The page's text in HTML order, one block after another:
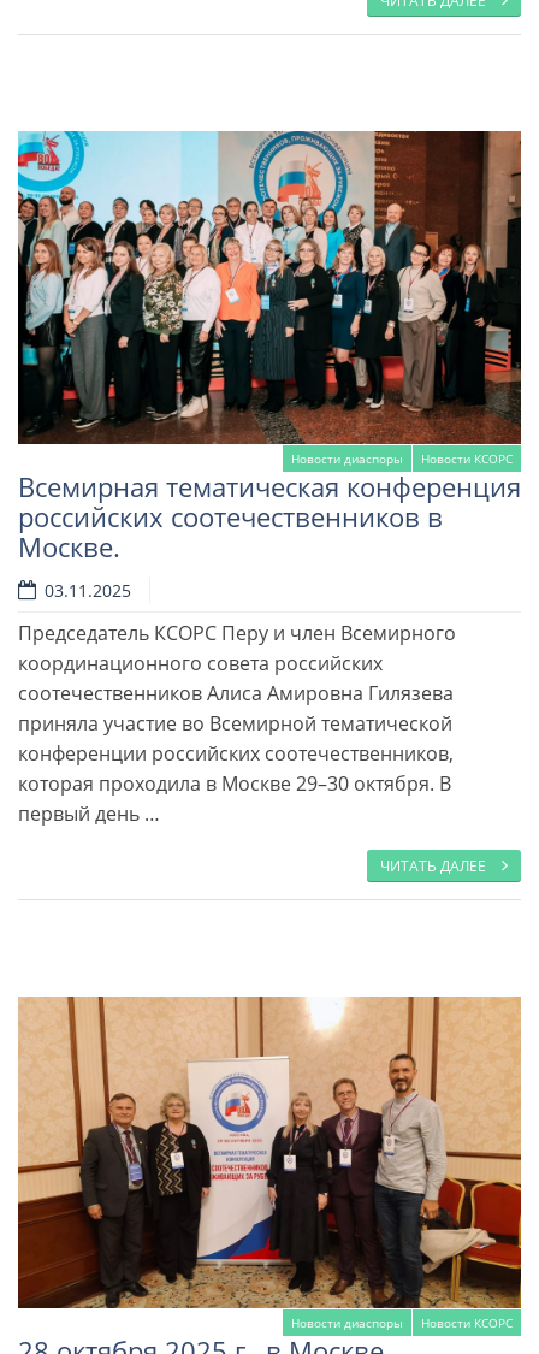
Новости диаспоры Новости КСОРС
Читать далее
Всемирная тематическая конференция
российских соотечественников в
Москве.
03.11.2025
Председатель КСОРС Перу и член Всемирного
координационного совета российских
соотечественников Алиса Амировна Гилязева
приняла участие во Всемирной тематической
конференции российских соотечественников,
которая проходила в Москве 29–30 октября. В
первый день …
ЧИТАТЬ ДАЛЕЕ
Новости диаспоры Новости КСОРС